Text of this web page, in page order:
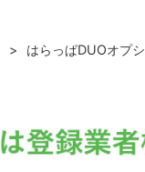
はらっぱDUOオプ